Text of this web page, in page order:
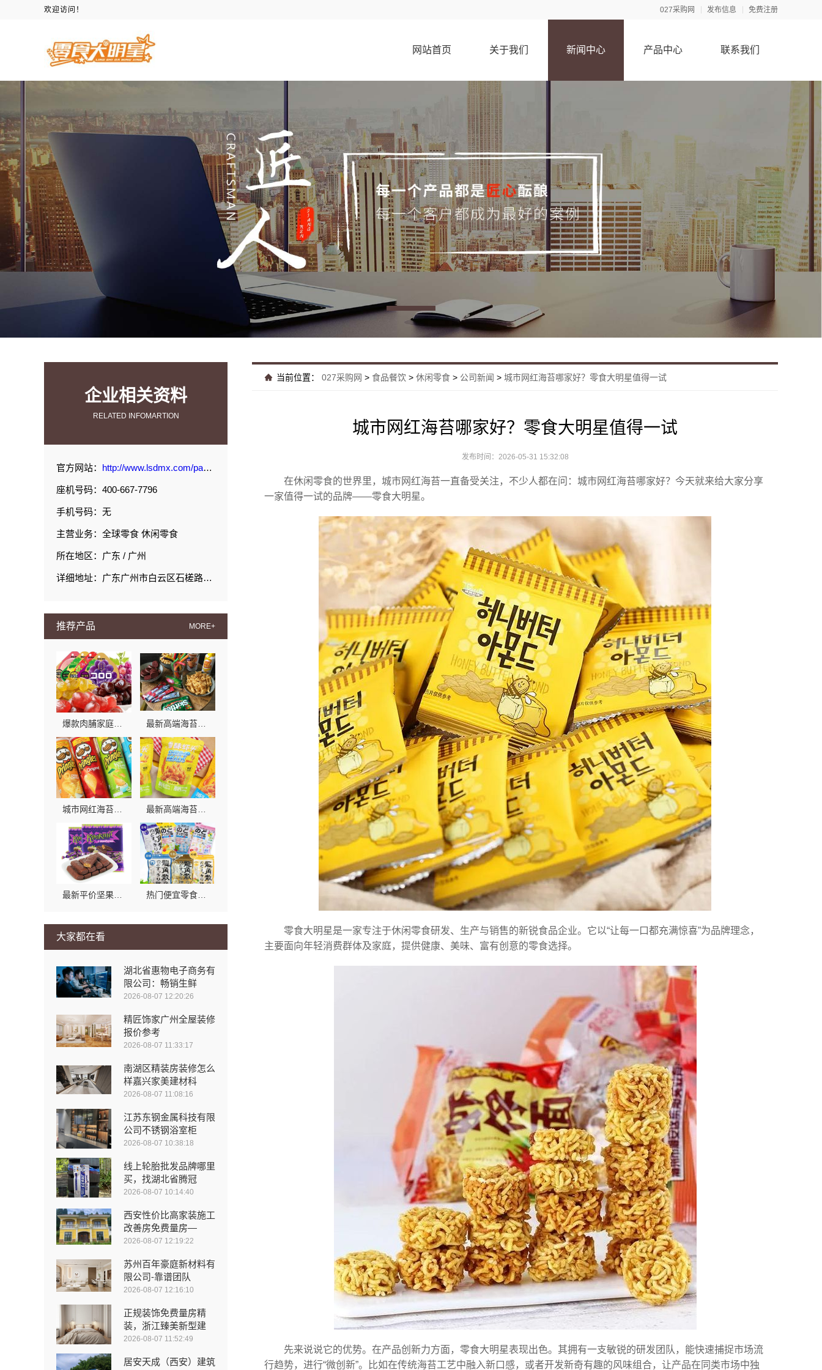
欢迎访问！ 027采购网 发布信息 免费注册
网站首页 关于我们 新闻中心 产品中心 联系我们
企业相关资料
RELATED INFOMARTION
官方网站： http://www.lsdmx.com/page/3.html#p1
座机号码：400-667-7796
手机号码：无
主营业务：全球零食 休闲零食
所在地区：广东 / 广州
详细地址：广东广州市白云区石槎路聚源街50号1#栋15层1508室
推荐产品 MORE+
大家都在看
湖北省惠物电子商务有
限公司：畅销生鲜
2026-08-07 12:20:26
精匠饰家广州全屋装修
报价参考
2026-08-07 11:33:17
南湖区精装房装修怎么
样嘉兴家美建材科
2026-08-07 11:08:16
江苏东钢金属科技有限
公司不锈钢浴室柜
2026-08-07 10:38:18
线上轮胎批发品牌哪里
买，找湖北省腾冠
2026-08-07 10:14:40
西安性价比高家装施工
改善房免费量房—
2026-08-07 12:19:22
苏州百年豪庭新材料有
限公司-靠谱团队
2026-08-07 12:16:10
正规装饰免费量房精
装，浙江臻美新型建
2026-08-07 11:52:49
居安天成（西安）建筑
当前位置： 027采购网 > 食品餐饮 > 休闲零食 > 公司新闻 > 城市网红海苔哪家好？零食大明星值得一试
城市网红海苔哪家好？零食大明星值得一试
发布时间：2026-05-31 15:32:08
在休闲零食的世界里，城市网红海苔一直备受关注，不少人都在问：城市网红海苔哪家好？今天就来给大家分享
一家值得一试的品牌——零食大明星。
零食大明星是一家专注于休闲零食研发、生产与销售的新锐食品企业。它以“让每一口都充满惊喜”为品牌理念，
主要面向年轻消费群体及家庭，提供健康、美味、富有创意的零食选择。
先来说说它的优势。在产品创新力方面，零食大明星表现出色。其拥有一支敏锐的研发团队，能快速捕捉市场流
行趋势，进行“微创新”。比如在传统海苔工艺中融入新口感，或者开发新奇有趣的风味组合，让产品在同类市场中独